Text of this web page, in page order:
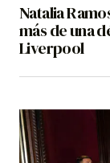
Natalia
más de una
Liverpool